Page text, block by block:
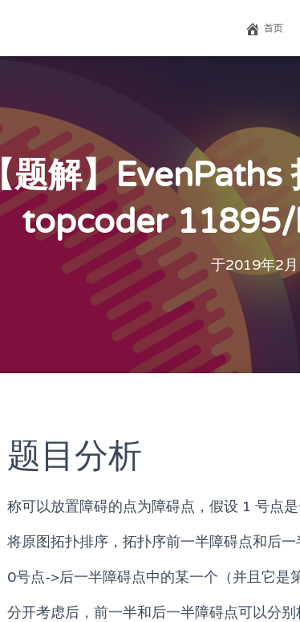
首页
【题解】
topcoder
于2019年2
题目分析
称可以放置障碍的点为障碍点，假设 1 号点
将原图拓扑排序，拓扑序前一半障碍点和后
0号点->后一半障碍点中的某一个（并且它是
分开考虑后，前一半和后一半障碍点可以分